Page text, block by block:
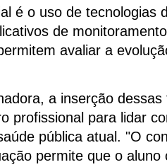
é o uso de tecnologias
de
avaliar a
a inserção
profissional para lidar
pública atual. "O
permite que o